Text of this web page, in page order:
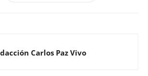
Carlos Paz Vivo